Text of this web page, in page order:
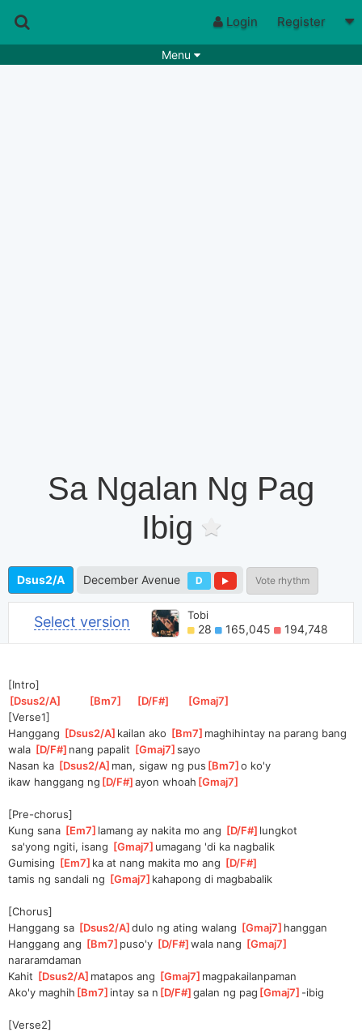
Login Register
Menu
Sa Ngalan Ng Pag
Ibig
Dsus2/A December Avenue D Vote rhythm
Select version Tobi
28 165,045 194,748
[Intro]
[Dsus2/A [Bm7 [D/F# [Gmaj7
[Verse1]
Hanggang [Dsus2/A ]kailan ako [Bm7 ]maghihintay na parang bang
wala [D/F# ]nang papalit [Gmaj7 ]
sayo
Nasan ka [Dsus2/A ]man, sigaw ng pus [Bm7 ]
o ko'y
ikaw hanggang ng [D/F# ]
ayon whoah [Gmaj7
[Pre-chorus]
Kung sana [Em7 ]lamang ay nakita mo ang [D/F# ]lungkot
sa'yong ngiti, isang [Gmaj7 ]umagang 'di ka nagbalik
Gumising [Em7 ]ka at nang makita mo ang [D/F#
tamis ng sandali ng [Gmaj7 ]kahapong di magbabalik
[Chorus]
Hanggang sa [Dsus2/A ]
dulo ng ating walang [Gmaj7 ]hanggan
Hanggang ang [Bm7 ]puso'y [D/F# ]
wala nang [Gmaj7
nararamdaman
Kahit [Dsus2/A ]matapos ang [Gmaj7 ]magpakailanpaman
Ako'y maghih [Bm7 ]intay sa n [D/F# ]
galan ng pag [Gmaj7 ]-ibig
[Verse2]